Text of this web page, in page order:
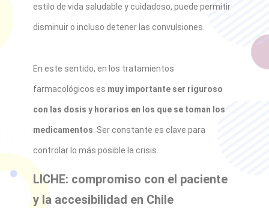
estilo de vida saludable y cuidadoso, puede permitir
disminuir o incluso detener las convulsiones.
En este sentido, en los tratamientos
farmacológicos es muy importante ser riguroso
con las dosis y horarios en los que se toman los
medicamentos . Ser constante es clave para
controlar lo más posible la crisis.
LICHE: compromiso con el paciente
y la accesibilidad en Chile